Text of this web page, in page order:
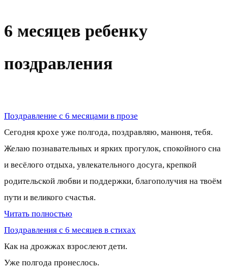
6 месяцев ребенку
поздравления
Поздравление с 6 месяцами в прозе
Сегодня крохе уже полгода, поздравляю, манюня, тебя.
Желаю познавательных и ярких прогулок, спокойного сна
и весёлого отдыха, увлекательного досуга, крепкой
родительской любви и поддержки, благополучия на твоём
пути и великого счастья.
Читать полностью
Поздравления с 6 месяцев в стихах
Как на дрожжах взрослеют дети.
Уже полгода пронеслось.